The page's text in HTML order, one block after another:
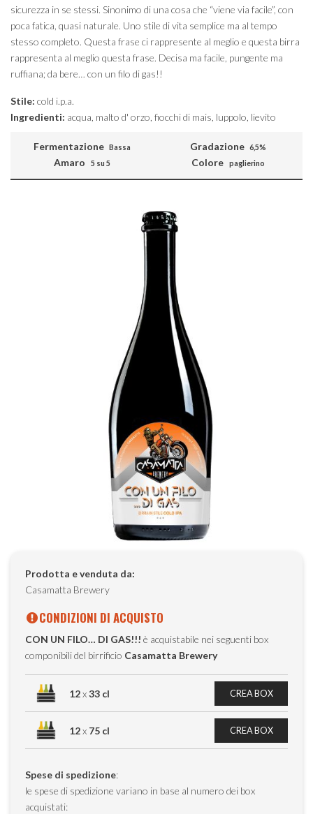
sicurezza in se stessi. Sinonimo di una cosa che “viene via facile”, con
poca fatica, quasi naturale. Uno stile di vita semplice ma al tempo
stesso completo. Questa frase ci rappresente al meglio e questa birra
rappresenta al meglio questa frase. Decisa ma facile, pungente ma
ruffiana; da bere… con un filo di gas!!
Stile: cold i.p.a.
Ingredienti: acqua, malto d' orzo, fiocchi di mais, luppolo, lievito
Fermentazione Bassa Gradazione 6,5%
Amaro 5 su 5 Colore paglierino
Prodotta e venduta da:
Casamatta Brewery
CONDIZIONI DI ACQUISTO
CON UN FILO… DI GAS!!! è acquistabile nei seguenti box
componibili del birrificio Casamatta Brewery
12x33 cl CREA BOX
12x 75 cl CREA BOX
Spese di spedizione:
le spese di spedizione variano in base al numero dei box
acquistati: